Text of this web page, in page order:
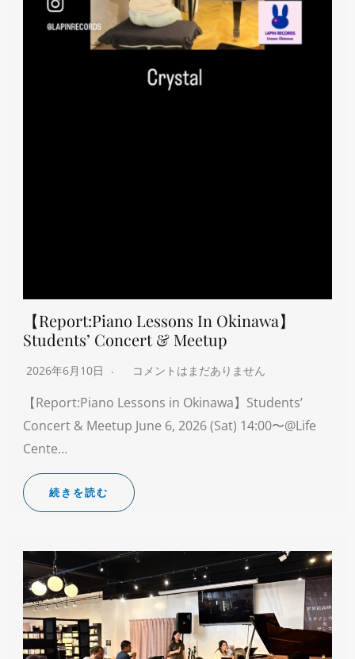
【Report:Piano Lessons In Okinawa】
Students’ Concert & Meetup
2026年6月10日 コメントはまだありません
【Report:Piano Lessons in Okinawa】Students’
Concert & Meetup June 6, 2026 (Sat) 14:00〜@Life
Cente…
続きを読む